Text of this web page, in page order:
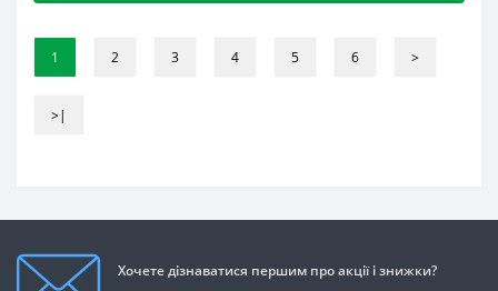
1 2 3 4 5 6 >
>|
Хочете дізнаватися першим про акції і знижки?